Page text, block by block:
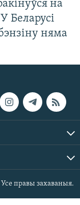
на
Беларусі
няма
правы захаваныя.